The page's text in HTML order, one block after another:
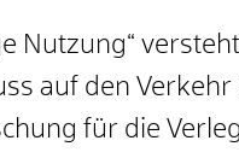
Nutzung“
auf den Verkehr
für die